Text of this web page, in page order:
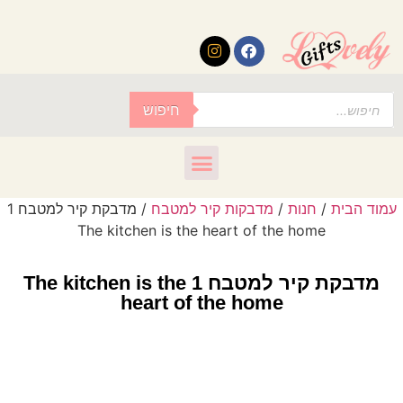
חיפוש
עמוד הבית / חנות / מדבקות קיר למטבח
/ מדבקת קיר למטבח 1
The kitchen is the heart of the home
מדבקת קיר למטבח 1 The kitchen is the
heart of the home